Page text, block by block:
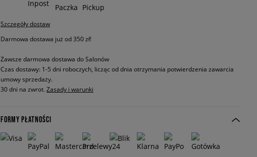
Szczegóły dostaw
Darmowa dostawa już od 350 zł!
Zawsze darmowa dostawa do Salonów
Czas dostawy: 1-5 dni roboczych, licząc od dnia otrzymania potwierdzenia zawarcia
umowy sprzedaży.
30 dni na zwrot. Zasady i warunki
FORMY PŁATNOŚCI